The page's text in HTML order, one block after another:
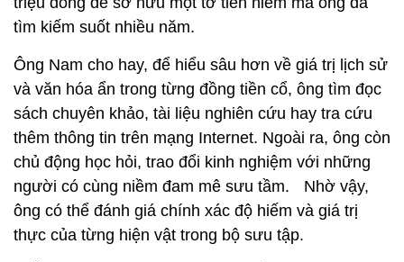
tìm kiếm suốt nhiều năm.
Ông Nam cho hay, để hiểu sâu hơn về giá trị lịch sử
và văn hóa ẩn trong từng đồng tiền cổ, ông tìm đọc
sách chuyên khảo, tài liệu nghiên cứu hay tra cứu
thêm thông tin trên mạng Internet. Ngoài ra, ông còn
chủ động học hỏi, trao đổi kinh nghiệm với những
người có cùng niềm đam mê sưu tầm. Nhờ vậy,
ông có thể đánh giá chính xác độ hiếm và giá trị
thực của từng hiện vật trong bộ sưu tập.